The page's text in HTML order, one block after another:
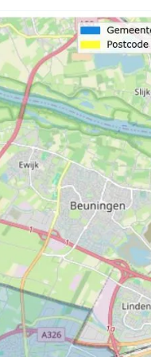
BOUWWIJZE
Bestaande bouw
CV KETEL
Nefit Excellent
uit 2002)